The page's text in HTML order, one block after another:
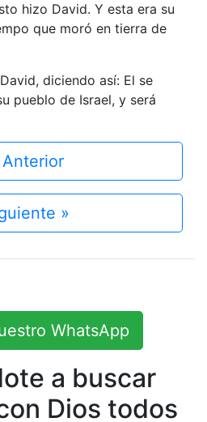
hizo David. Y esta era su
que moró en tierra de
diciendo así: El se
pueblo de Israel, y será
Anterior
»
WhatsApp
a buscar
Dios todos